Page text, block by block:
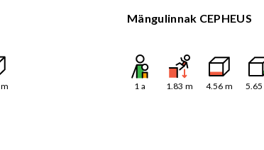
m
Mängulinnak CEPHEUS
1 a 1.83 m 4.56 m 5.65